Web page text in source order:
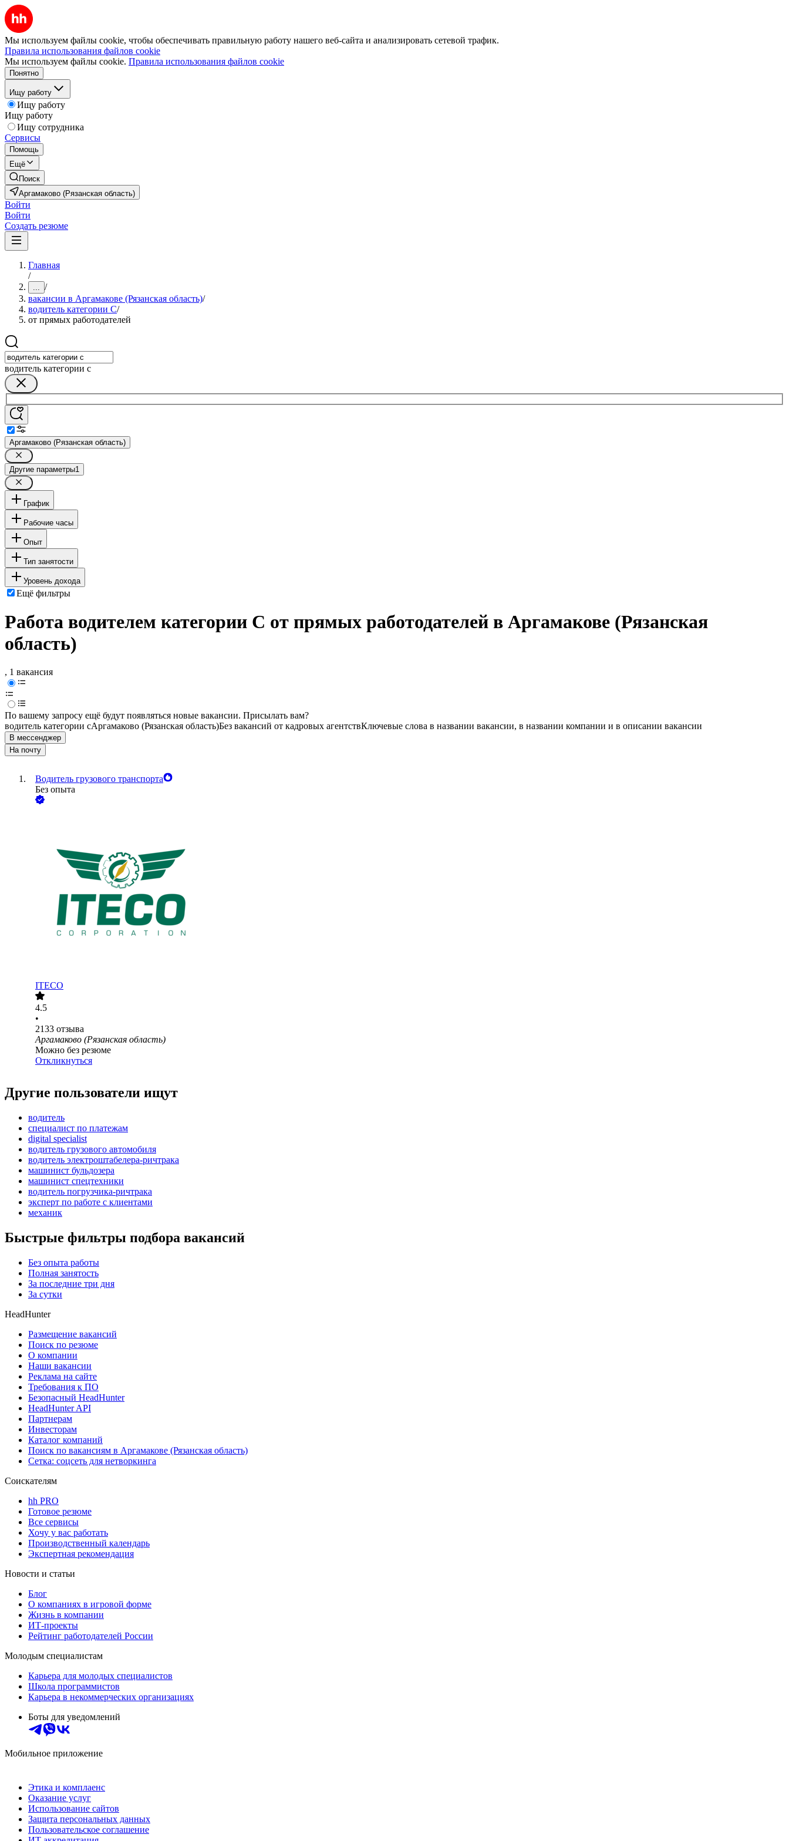
Мы используем файлы cookie, чтобы обеспечивать правильную работу нашего веб-сайта и анализировать сетевой трафик.
Правила использования файлов cookie
Мы используем файлы cookie. Правила использования файлов cookie
Понятно
Ищу работу
Ищу работу
Ищу работу
Ищу сотрудника
Сервисы
Помощь
Ещё
Поиск
Аргамаково (Рязанская область)
Войти
Войти
Создать резюме
Главная
/
... /
вакансии в Аргамакове (Рязанская область)/
водитель категории C/
от прямых работодателей
водитель категории c
Аргамаково (Рязанская область)
Другие параметры1
График
Рабочие часы
Опыт
Тип занятости
Уровень дохода
Ещё фильтры
Работа водителем категории C от прямых работодателей в Аргамакове (Рязанская
область)
, 1 вакансия
По вашему запросу ещё будут появляться новые вакансии. Присылать вам?
водитель категории cАргамаково (Рязанская область)Без вакансий от кадровых агентствКлючевые слова в названии вакансии, в названии компании и в описании вакансии
В мессенджер
На почту
Водитель грузового транспорта
Без опыта
ITECO
4.5
•
2133 отзыва
Аргамаково (Рязанская область)
Можно без резюме
Откликнуться
Другие пользователи ищут
водитель
специалист по платежам
digital specialist
водитель грузового автомобиля
водитель электроштабелера-ричтрака
машинист бульдозера
машинист спецтехники
водитель погрузчика-ричтрака
эксперт по работе с клиентами
механик
Быстрые фильтры подбора вакансий
Без опыта работы
Полная занятость
За последние три дня
За сутки
HeadHunter
Размещение вакансий
Поиск по резюме
О компании
Наши вакансии
Реклама на сайте
Требования к ПО
Безопасный HeadHunter
HeadHunter API
Партнерам
Инвесторам
Каталог компаний
Поиск по вакансиям в Аргамакове (Рязанская область)
Сетка: соцсеть для нетворкинга
Соискателям
hh PRO
Готовое резюме
Все сервисы
Хочу у вас работать
Производственный календарь
Экспертная рекомендация
Новости и статьи
Блог
О компаниях в игровой форме
Жизнь в компании
ИТ-проекты
Рейтинг работодателей России
Молодым специалистам
Карьера для молодых специалистов
Школа программистов
Карьера в некоммерческих организациях
Боты для уведомлений
Мобильное приложение
Этика и комплаенс
Оказание услуг
Использование сайтов
Защита персональных данных
Пользовательское соглашение